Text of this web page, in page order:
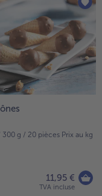
g / 20 pièces Prix au kg
11,95 €
TVA incluse